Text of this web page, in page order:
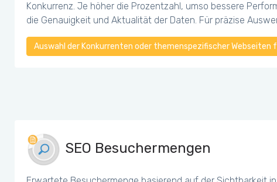
Konkurrenz. Je höher die Prozentzahl, umso bessere
die Genauigkeit und Aktualität der Daten. Für präzise
Auswahl der Konkurrenten oder themenspezifischer Webseiten
SEO Besuchermengen